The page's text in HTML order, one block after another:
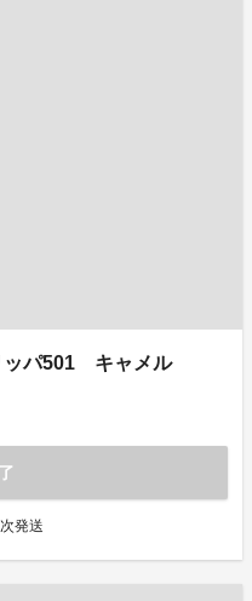
ッパ501 キャメル
発送